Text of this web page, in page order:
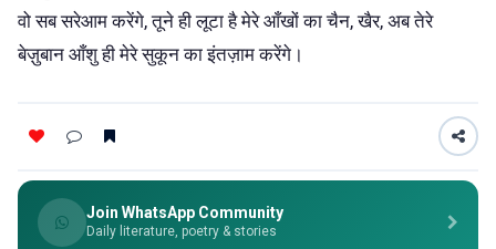
वो सब सरेआम करेंगे, तूने ही लूटा है मेरे आँखों का चैन, खैर, अब तेरे
बेज़ुबान आँशु ही मेरे सुकून का इंतज़ाम करेंगे।
Join WhatsApp Community
Daily literature, poetry & stories